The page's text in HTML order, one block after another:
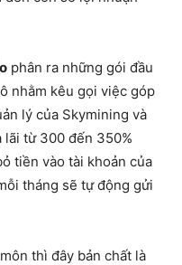
phân ra những gói đầu
nhằm kêu gọi việc góp
lý của Skymining và
lãi từ 300 đến 350%
tiền vào tài khoản của
tháng sẽ tự động gửi
thì đây bản chất là